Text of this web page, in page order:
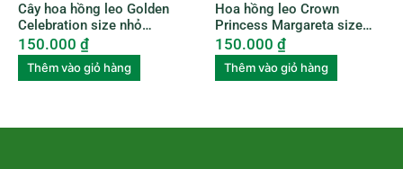
Cây hoa hồng leo Golden
Celebration size nhỏ
ROSE006
150.000 ₫
Thêm vào giỏ hàng
Hoa hồng leo Crown
Princess Margareta size
nhỏ ROSE010
150.000 ₫
Thêm vào giỏ hàng